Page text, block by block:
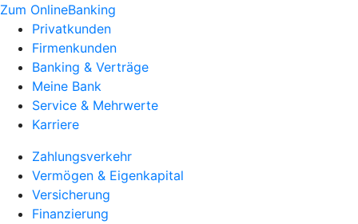
Zum OnlineBanking
Privatkunden
Firmenkunden
Banking & Verträge
Meine Bank
Service & Mehrwerte
Karriere
Zahlungsverkehr
Vermögen & Eigenkapital
Versicherung
Finanzierung